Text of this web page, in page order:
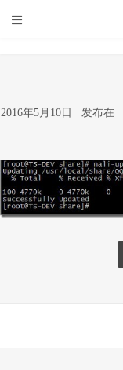
2016年5月10日 发布在